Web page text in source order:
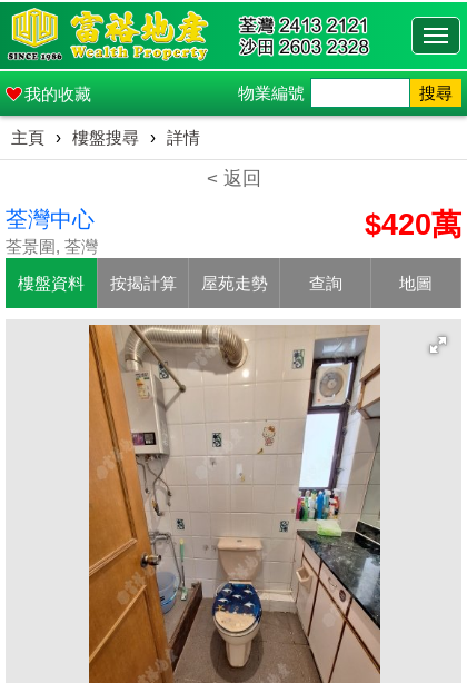
我的收藏 物業編號 搜尋
主頁 › 樓盤搜尋 › 詳情
< 返回
荃灣中心
荃景圍, 荃灣
$420萬
樓盤資料 按揭計算 屋苑走勢 查詢 地圖